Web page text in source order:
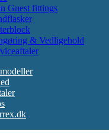
Guest fittings
& Vedligehold